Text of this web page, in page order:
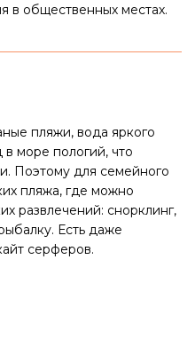
в общественных местах.
пляжи, вода яркого
в море пологий, что
Поэтому для семейного
пляжа, где можно
развлечений: снорклинг,
Есть даже
серферов.